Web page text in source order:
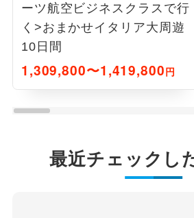
ーツ航空ビジネスクラスで行
く>おまかせイタリア大周遊
10日間
1,309,800〜1,419,800円
最近チェックし